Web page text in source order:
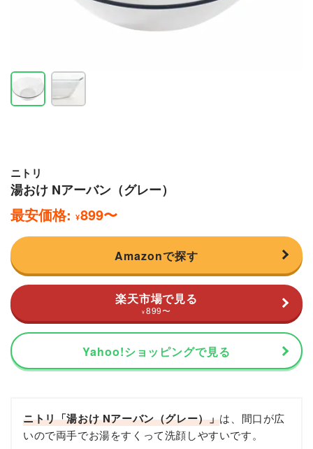
ニトリ
湯おけ Nアーバン（グレー）
最安価格: ¥899〜
Amazonで探す
楽天市場で見る
¥ 899〜
Yahoo!ショッピングで見る
ニトリ「湯おけ Nアーバン（グレー）」は、間口が広
いので両手でお湯をすくって洗顔しやすいです。